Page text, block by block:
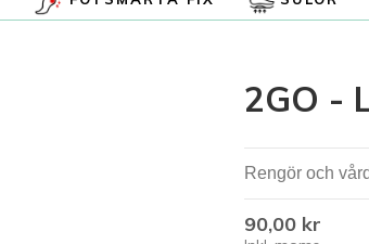
2GO -
Rengör och
90,00 kr